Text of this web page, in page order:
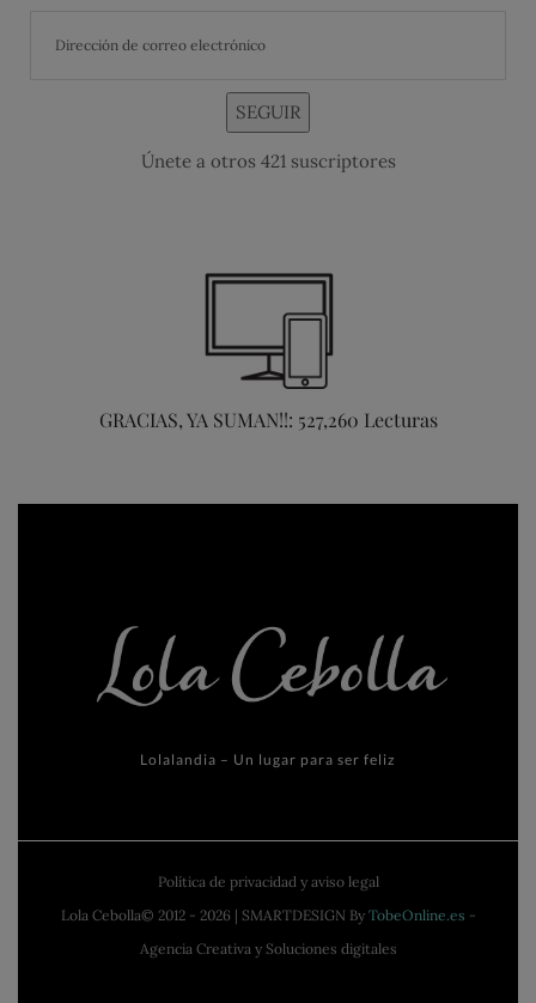
SEGUIR
Únete a otros 421 suscriptores
GRACIAS, YA SUMAN!!: 527,260 Lecturas
Lolalandia – Un lugar para ser feliz
Política de privacidad y aviso legal
Lola Cebolla© 2012 - 2026 | SMARTDESIGN By TobeOnline.es -
Agencia Creativa y Soluciones digitales